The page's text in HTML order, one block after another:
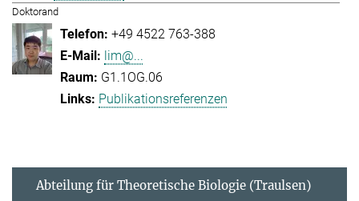
Doktorand
+49 4522 763-388
lim@...
G1.1OG.06
Publikationsreferenzen
Abteilung für Theoretische Biologie (Traulsen)